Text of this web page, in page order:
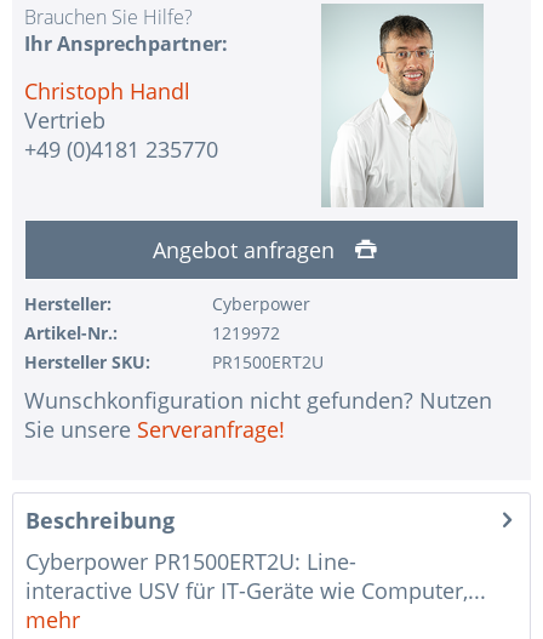
Brauchen Sie Hilfe?
Ihr Ansprechpartner:
Christoph Handl
Vertrieb
+49 (0)4181 235770
Angebot anfragen
Hersteller:
Cyberpower
Artikel-Nr.:
1219972
Hersteller SKU:
PR1500ERT2U
Wunschkonfiguration nicht gefunden? Nutzen
Sie unsere Serveranfrage!
Beschreibung
Cyberpower PR1500ERT2U: Line-
interactive USV für IT-Geräte wie Computer,...
mehr